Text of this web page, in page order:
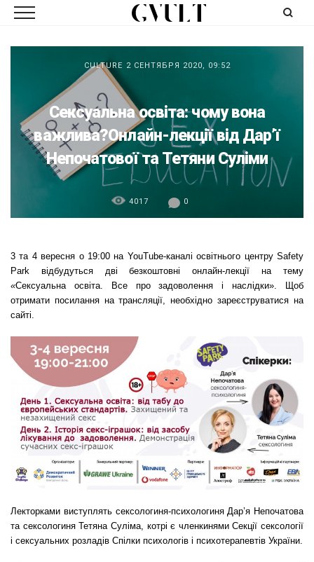
CULTURE 2 СЕНТЯБРЯ 2020, 09:52
Сексуальна освіта: чому вона
важлива?Онлайн-лекції від Дар’ї
Непочатової та Тетяни Суліми
4017 0
3 та 4 вересня о 19:00 на YouTube-каналі освітнього центруSafety
Park відбудуться дві безкоштовні онлайн-лекції на тему
«Сексуальна освіта. Все про задоволення і наслідки». Щоб
отримати посилання на трансляції, необхідно зареєструватися на
сайті.
Лекторками виступлять сексологиня-психологиня Дар’я Непочатова
та сексологиняТетяна Суліма, котріє членкинями Секції сексології
і сексуальних розладів Спілки психологів і психотерапевтів України.